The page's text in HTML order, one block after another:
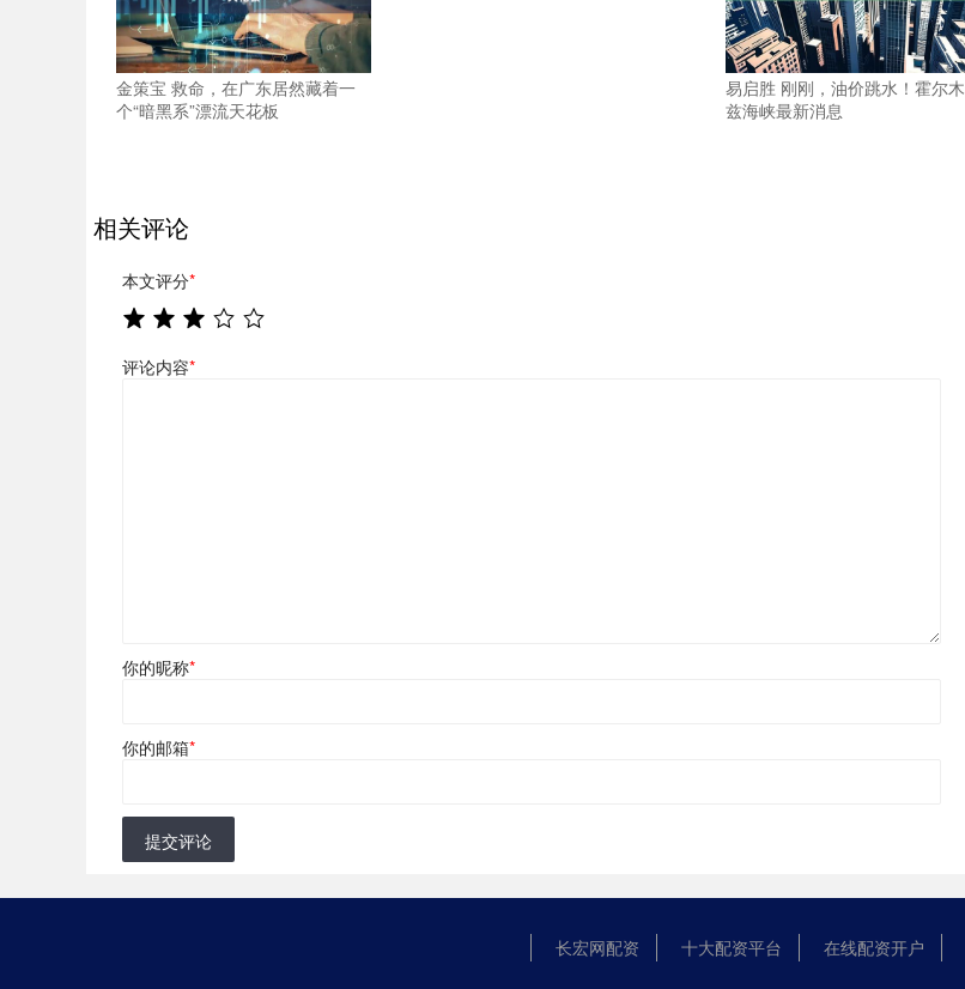
金策宝 救命，在广东居然藏着一
个“暗黑系”漂流天花板
易启胜 刚刚，油价跳水！霍尔木
兹海峡最新消息
相关评论
本文评分*
评论内容*
你的昵称*
你的邮箱*
提交评论
长宏网配资 十大配资平台 在线配资开户